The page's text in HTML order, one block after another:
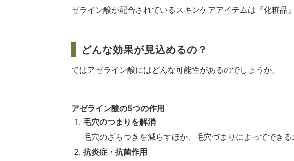
ゼライン酸が配合されているスキンケアアイテムは『化粧品
どんな効果が見込めるの？
ではアゼライン酸にはどんな可能性があるのでしょうか。
アゼライン酸の5つの作用
毛穴のつまりを解消
毛穴のざらつきを減らすほか、毛穴づまりによってでき
抗炎症・抗菌作用